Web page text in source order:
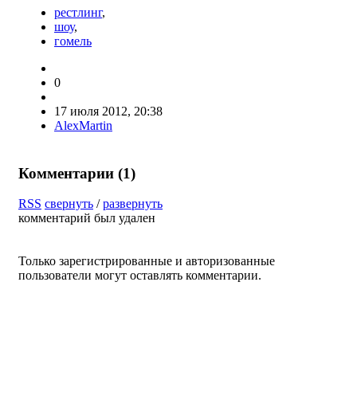
рестлинг,
шоу,
гомель
0
17 июля 2012, 20:38
AlexMartin
Комментарии (1)
RSS свернуть /развернуть
комментарий был удален
Только зарегистрированные и авторизованные
пользователи могут оставлять комментарии.